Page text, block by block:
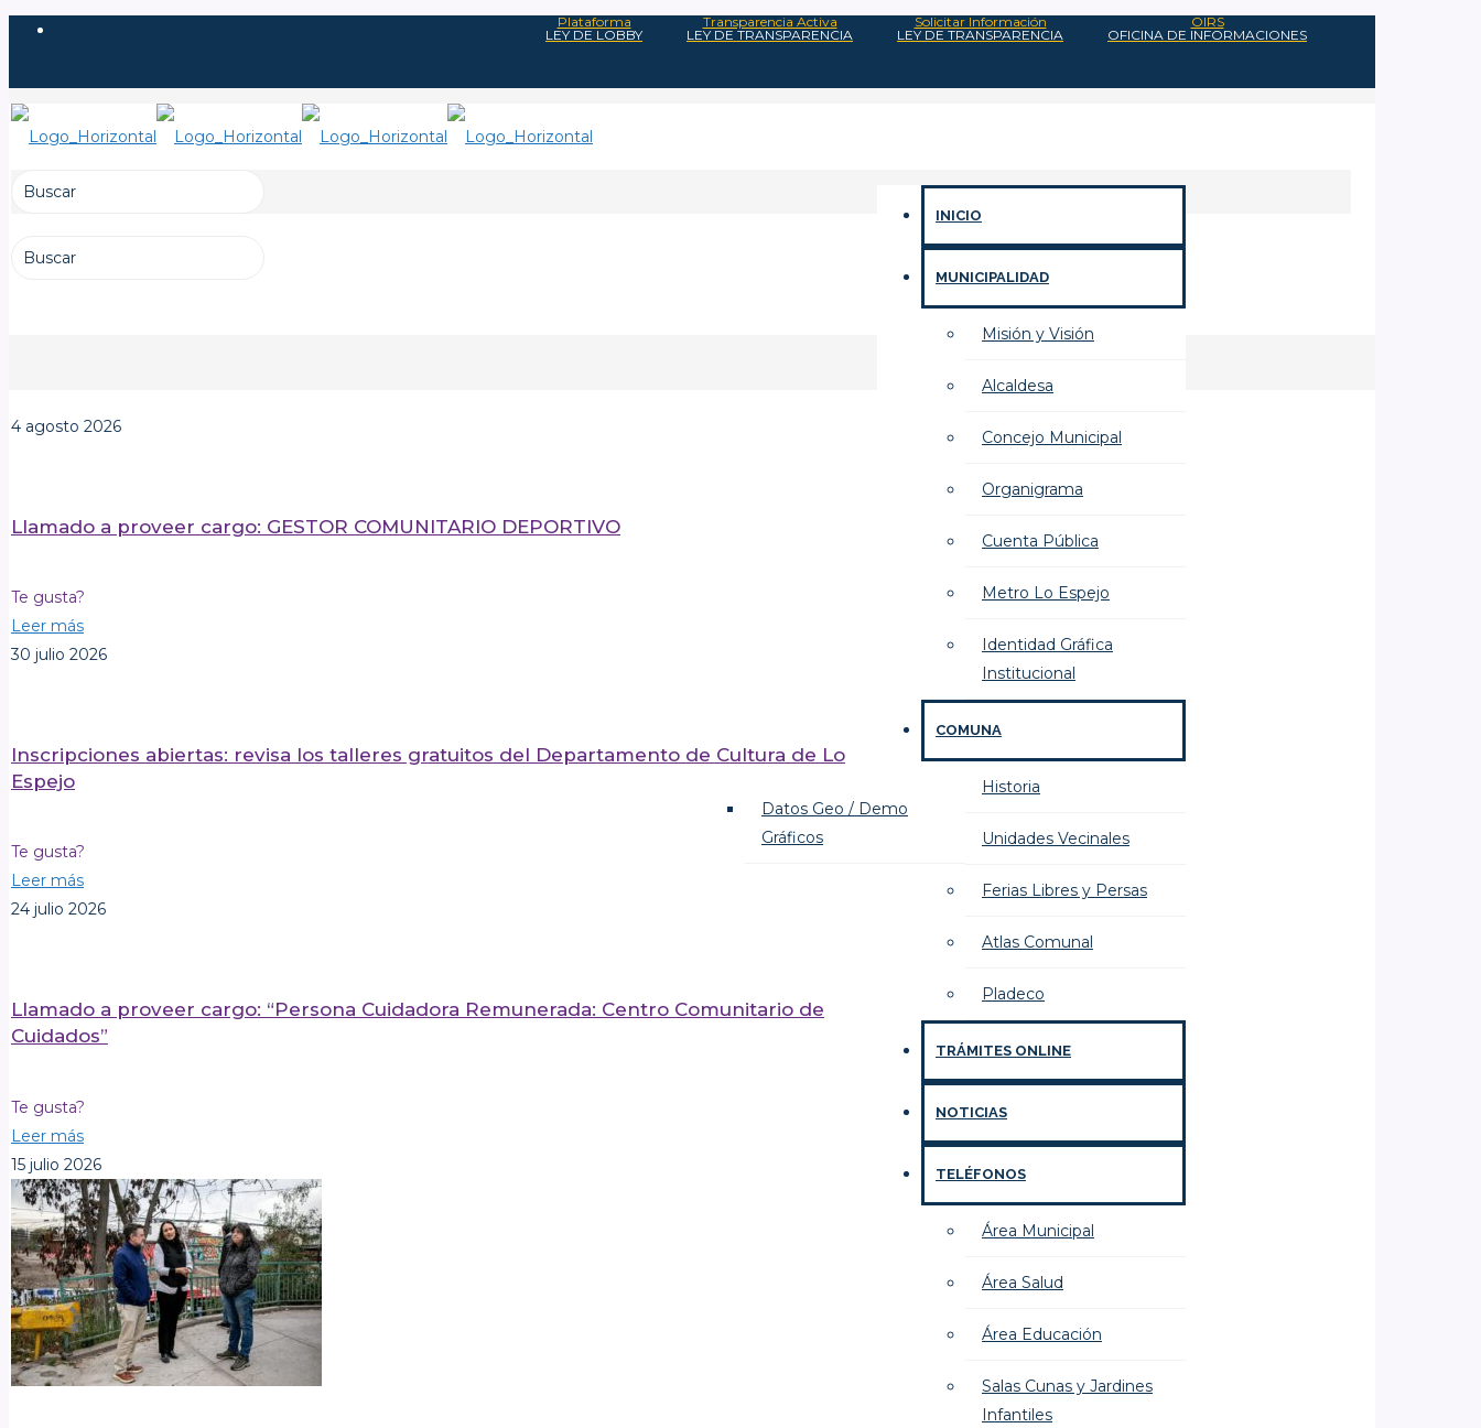
OIRS
OFICINA DE INFORMACIONES
Solicitar Información
LEY DE TRANSPARENCIA
Transparencia Activa
LEY DE TRANSPARENCIA
Plataforma
LEY DE LOBBY
INICIO
MUNICIPALIDAD
Misión y Visión
Alcaldesa
Concejo Municipal
Organigrama
Cuenta Pública
Metro Lo Espejo
Identidad Gráfica
Institucional
COMUNA
Historia
Datos Geo / Demo
Gráficos
Unidades Vecinales
Ferias Libres y Persas
Atlas Comunal
Pladeco
TRÁMITES ONLINE
NOTICIAS
TELÉFONOS
Área Municipal
Área Salud
Área Educación
Salas Cunas y Jardines
Infantiles
4 agosto 2026
Llamado a proveer cargo: GESTOR COMUNITARIO DEPORTIVO
Te gusta?
Leer más
30 julio 2026
Inscripciones abiertas: revisa los talleres gratuitos del Departamento de Cultura de Lo
Espejo
Te gusta?
Leer más
24 julio 2026
Llamado a proveer cargo: “Persona Cuidadora Remunerada: Centro Comunitario de
Cuidados”
Te gusta?
Leer más
15 julio 2026